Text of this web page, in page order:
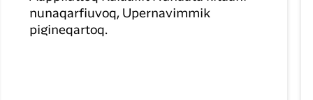
nunaqarfiuvoq, Upernavimmik
pigineqartoq.